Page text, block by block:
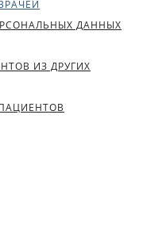
ДАННЫХ
ИЗ ДРУГИХ